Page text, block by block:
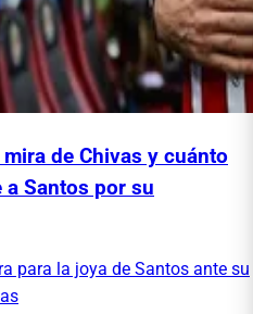
de Chivas y cuánto
Santos por su
para la joya de Santos ante su